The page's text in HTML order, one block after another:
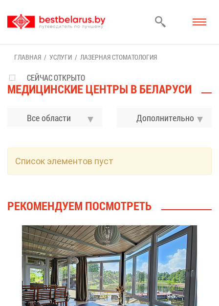
ГЛАВ­НАЯ УСЛУ­ГИ ЛА­ЗЕР­НАЯ СТО­МА­ТО­ЛО­ГИЯ
МЕ­ДИ­ЦИН­СКИЕ ЦЕН­ТРЫ В БЕ­ЛА­РУ­СИ
Все области До­пол­ни­тель­но
СЕЙЧАС ОТКРЫТО
Спи­сок эле­мен­тов пуст
РЕ­КО­МЕН­ДУ­ЕМ ПО­СМОТ­РЕТЬ